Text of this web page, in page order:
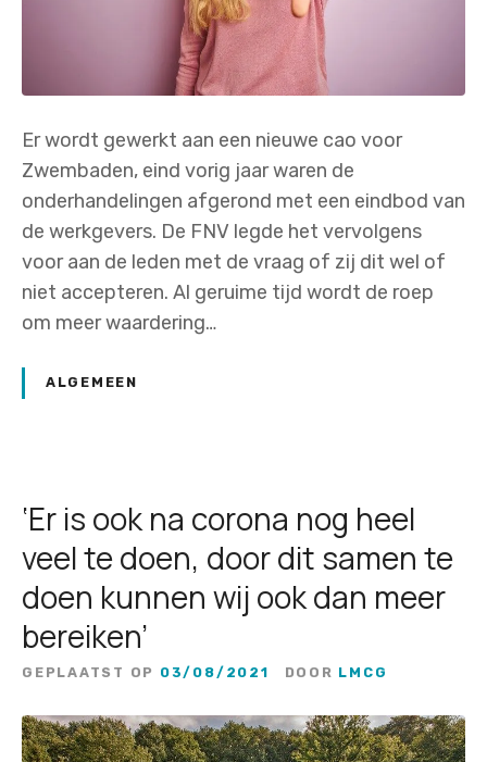
Er wordt gewerkt aan een nieuwe cao voor
Zwembaden, eind vorig jaar waren de
onderhandelingen afgerond met een eindbod van
de werkgevers. De FNV legde het vervolgens
voor aan de leden met de vraag of zij dit wel of
niet accepteren. Al geruime tijd wordt de roep
om meer waardering…
ALGEMEEN
‘Er is ook na corona nog heel
veel te doen, door dit samen te
doen kunnen wij ook dan meer
bereiken’
GEPLAATST OP 03/08/2021 DOOR LMCG